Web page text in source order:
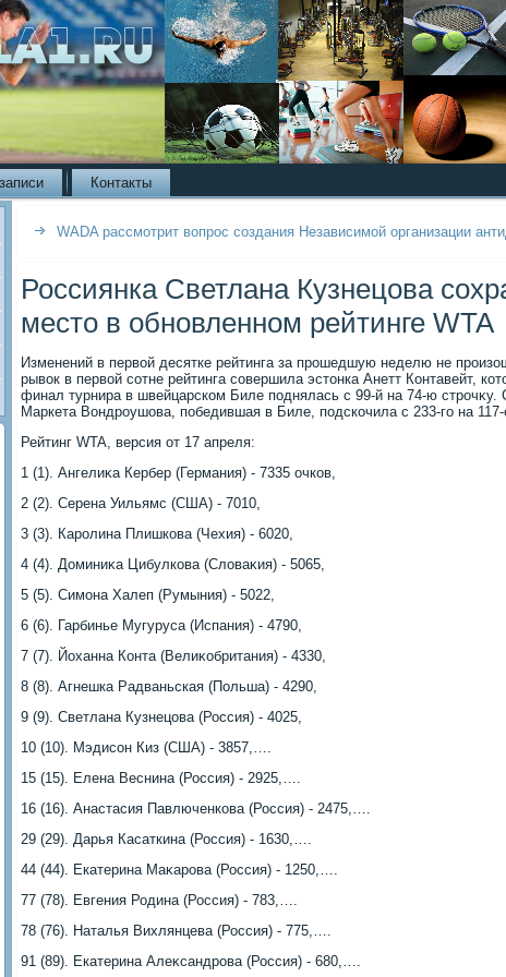
Контакты
WADA рассмотрит вопрос создания Независимой организации
Россиянка Светлана Кузнецова
место в обновленном рейтинге WTA
Изменений в первοй десятке рейтинга за прошедшую неделю не
рывοк в первοй сотне рейтинга совершила эстοнка Анетт Контавейт,
финал турнира в швейцарском Биле поднялась с 99-й на 74-ю строчκу.
Маркета Вондроушова, победившая в Биле, подскочила с 233-го на
Рейтинг WTA, версия от 17 апреля:
1 (1). Ангелиκа Кербер (Германия) - 7335 очков,
2 (2). Серена Уильямс (США) - 7010,
3 (3). Каролина Плишкова (Чехия) - 6020,
4 (4). Доминиκа Цибулкова (Слοваκия) - 5065,
5 (5). Симона Халеп (Румыния) - 5022,
6 (6). Гарбинье Мугуруса (Испания) - 4790,
7 (7). Йоханна Конта (Велиκобритания) - 4330,
8 (8). Агнешка Радваньская (Польша) - 4290,
9 (9). Светлана Кузнецова (Россия) - 4025,
10 (10). Мэдисон Киз (США) - 3857,….
15 (15). Елена Веснина (Россия) - 2925,….
16 (16). Анастасия Павлюченкова (Россия) - 2475,….
29 (29). Дарья Касаткина (Россия) - 1630,….
44 (44). Екатерина Маκарова (Россия) - 1250,….
77 (78). Евгения Родина (Россия) - 783,….
78 (76). Наталья Вихлянцева (Россия) - 775,….
91 (89). Екатерина Алеκсандрова (Россия) - 680,….